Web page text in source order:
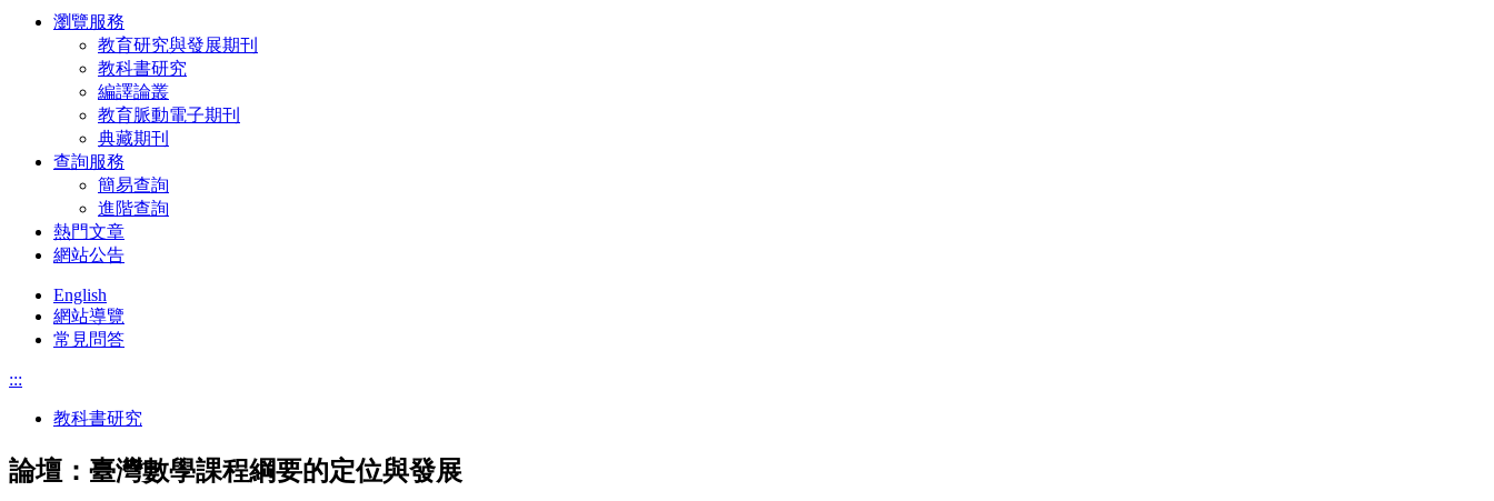
瀏覽服務
教育研究與發展期刊
教科書研究
編譯論叢
教育脈動電子期刊
典藏期刊
查詢服務
簡易查詢
進階查詢
熱門文章
網站公告
English
網站導覽
常見問答
:::
教科書研究
論壇：臺灣數學課程綱要的定位與發展